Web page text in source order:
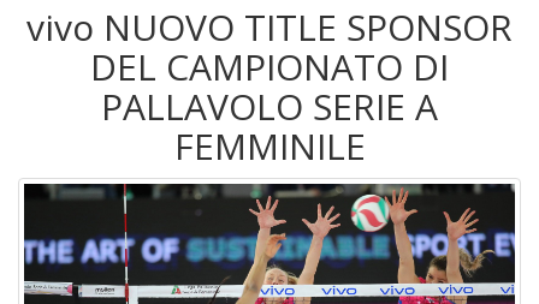
vivo NUOVO TITLE SPONSOR
DEL CAMPIONATO DI
PALLAVOLO SERIE A
FEMMINILE